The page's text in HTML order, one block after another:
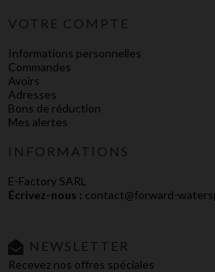
VOTRE COMPTE
Informations personnelles
Commandes
Avoirs
Adresses
Bons de réduction
Mes alertes
INFORMATIONS
E-Factory SARL
Écrivez-nous : contact@forward-
NEWSLETTER
Recevez nos offres spéciales